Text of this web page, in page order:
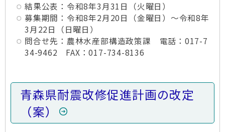
結果公表：令和8年3月31日（火曜日）
募集期間：令和8年2月20日（金曜日）～令和8年
3月22日（日曜日）
問合せ先：農林水産部構造政策課 電話：017-7
34-9462 FAX：017-734-8136
青森県耐震改修促進計画の改定
（案）